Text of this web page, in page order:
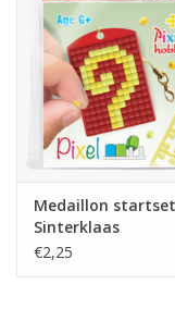
Medaillon startset
Sinterklaas
€2,25